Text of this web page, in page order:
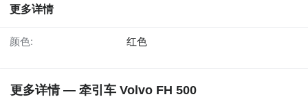
更多详情
颜色: 红色
更多详情 — 牵引车 Volvo FH 500